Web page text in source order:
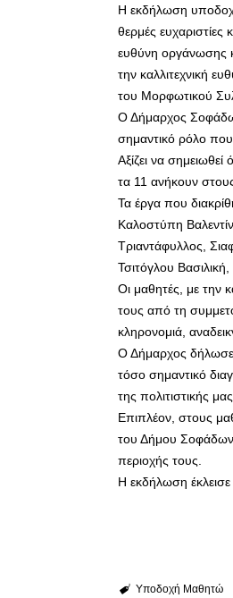
Η εκδήλωση
θερμές
ευθύνη οργάνωσης
την καλλιτεχνική
του Μορφωτικού
Ο Δήμαρχος Σοφάδων
σημαντικό ρόλο που
Αξίζει να
τα 11 ανήκουν
Τα έργα που
Καλοστύπη
Τριαντάφυλλος,
Τσιτόγλου
Οι μαθητές, με την
τους από τη
κληρονομιά,
Ο Δήμαρχος δήλωσε:
τόσο σημαντικό
της πολιτιστικής
Επιπλέον, στους
του Δήμου Σοφάδων,
περιοχής τους.
Η εκδήλωση
Υποδοχή Μαθητώ